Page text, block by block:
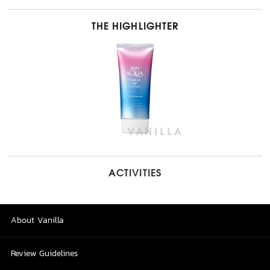
THE HIGHLIGHTER
ACTIVITIES
About Vanilla
Review Guidelines